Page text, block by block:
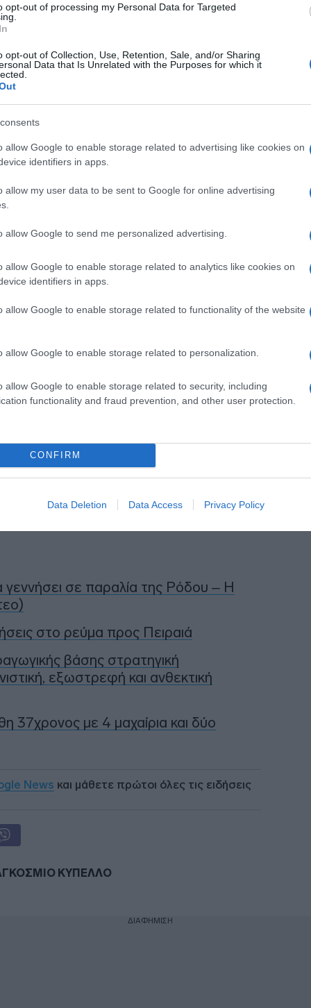
opt-out of processing my Personal Data for Targeted
opt-out of Collection, Use, Retention, Sale, and/or Sharing
Data that Is Unrelated with the Purposes for which it
allow Google to enable storage related to advertising like cookies on
identifiers in apps.
allow my user data to be sent to Google for online advertising
allow Google to send me personalized advertising.
allow Google to enable storage related to analytics like cookies on
identifiers in apps.
allow Google to enable storage related to functionality of the website
allow Google to enable storage related to personalization.
allow Google to enable storage related to security, including
functionality and fraud prevention, and other user protection.
CONFIRM
Data Deletion Data Access Privacy Policy
υπάρξει και ωραίες στιγμές
οι Νοτιοκορεάτες
μαζί με Μεξικανούς, όπως και
στον αέρα ένα Νοτιοκορεάτη.
a un aficionado de
Jajaja 🫢
11, 2026
γεννήσει σε παραλία της Ρόδου – Η
στο ρεύμα προς Πειραιά
βάσης στρατηγική
εξωστρεφή και ανθεκτική
37χρονος με 4 μαχαίρια και δύο
News και μάθετε πρώτοι όλες τις ειδήσεις
ΚΥΠΕΛΛΟ
ΔΙΑΦΗΜΙΣΗ